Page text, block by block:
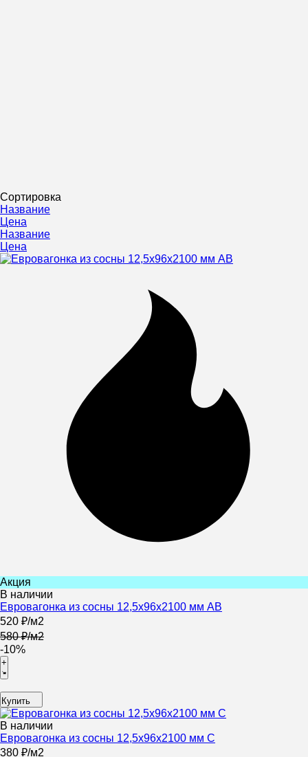
Сортировка
Название
Цена
Название
Цена
Акция
В наличии
Евровагонка из сосны 12,5x96x2100 мм AB
520 ₽/м2
580 ₽/м2
-10%
+
Купить
В наличии
Евровагонка из сосны 12,5x96x2100 мм C
380 ₽/м2